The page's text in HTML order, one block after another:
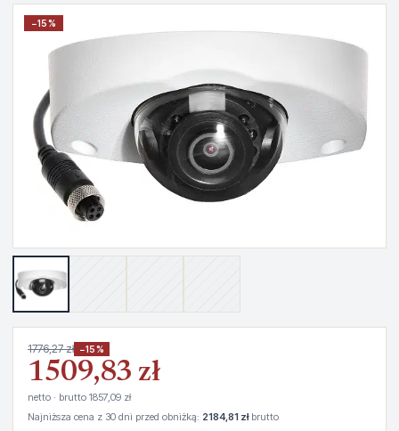
−15%
1776,27 zł −15%
1509,83 zł
netto · brutto 1857,09 zł
Najniższa cena z 30 dni przed obniżką: 2184,81 złbrutto